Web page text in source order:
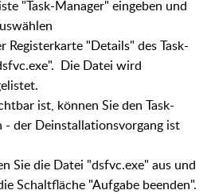
"Task-Manager" eingeben und
Registerkarte "Details" des Task-
Die Datei wird
ist, können Sie den Task-
- der Deinstallationsvorgang ist
Sie die Datei "dsfvc.exe" aus und
Schaltfläche "Aufgabe beenden".